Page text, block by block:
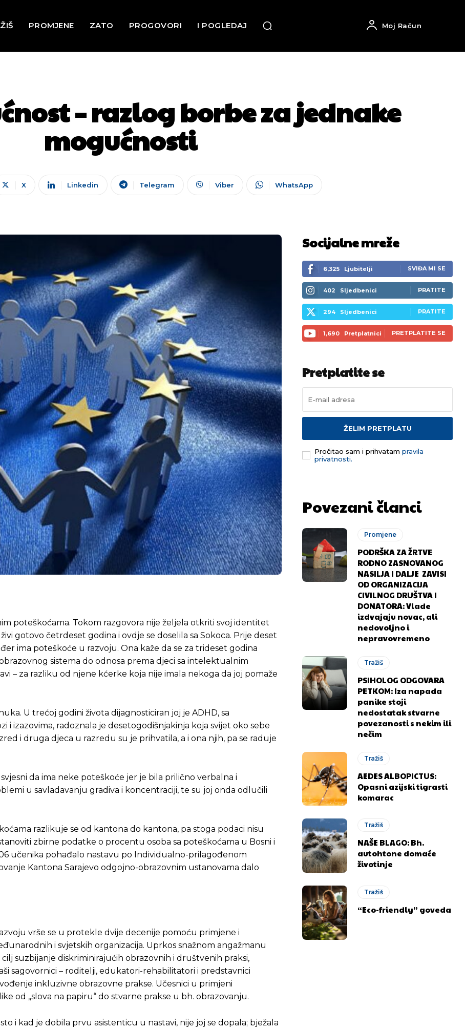
PROMJENE ZATO PROGOVORI I POGLEDAJ Moj Račun
– razlog borbe za jednake
mogućnosti
X Linkedin Telegram Viber WhatsApp
poteškoćama. Tokom razgovora nije željela otkriti svoj identitet
gotovo četrdeset godina i ovdje se doselila sa Sokoca. Prije deset
ima poteškoće u razvoju. Ona kaže da se za trideset godina
sistema do odnosa prema djeci sa intelektualnim
– za razliku od njene kćerke koja nije imala nekoga da joj pomaže
U trećoj godini života dijagnosticiran joj je ADHD, sa
i izazovima, radoznala je desetogodišnjakinja koja svijet oko sebe
i druga djeca u razredu su je prihvatila, a i ona njih, pa se raduje
da ima neke poteškoće jer je bila prilično verbalna i
u savladavanju gradiva i koncentraciji, te su joj onda odlučili
razlikuje se od kantona do kantona, pa stoga podaci nisu
zbirne podatke o procentu osoba sa poteškoćama u Bosni i
učenika pohađalo nastavu po Individualno-prilagođenom
Kantona Sarajevo odgojno-obrazovnim ustanovama dalo
vrše se u protekle dvije decenije pomoću primjene i
i svjetskih organizacija. Uprkos snažnom angažmanu
suzbijanje diskriminirajućih obrazovnih i društvenih praksi,
sagovornici – roditelji, edukatori-rehabilitatori i predstavnici
inkluzivne obrazovne prakse. Učesnici u primjeni
od „slova na papiru“ do stvarne prakse u bh. obrazovanju.
i kad je dobila prvu asistenticu u nastavi, nije joj se dopala; bježala
Socijalne mreže
6,325 Ljubitelji SVIĐA MI SE
402 Sljedbenici PRATITE
294 Sljedbenici PRATITE
1,690 Pretplatnici PRETPLATITE SE
Pretplatite se
ŽELIM PRETPLATU
Pročitao sam i prihvatam pravila
privatnosti.
Povezani članci
Promjene
PODRŠKA ZA ŽRTVE
RODNO ZASNOVANOG
NASILJA I DALJE ZAVISI
OD ORGANIZACIJA
CIVILNOG DRUŠTVA I
DONATORA: Vlade
izdvajaju novac, ali
nedovoljno i
nepravovremeno
Tražiš
PSIHOLOG ODGOVARA
PETKOM: Iza napada
panike stoji
nedostatak stvarne
povezanosti s nekim ili
nečim
Tražiš
AEDES ALBOPICTUS:
Opasni azijski tigrasti
komarac
Tražiš
NAŠE BLAGO: Bh.
autohtone domaće
životinje
Tražiš
“Eco-friendly” goveda